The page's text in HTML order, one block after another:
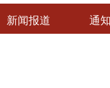
新闻报道 通